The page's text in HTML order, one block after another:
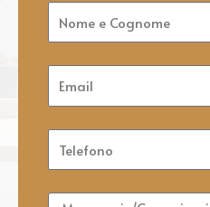
Nome
e
Cognome
Email
Telefono